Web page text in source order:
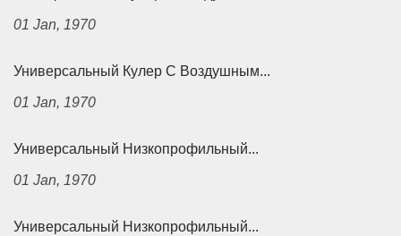
01 Jan, 1970
Универсальный Кулер С Воздушным...
01 Jan, 1970
Универсальный Низкопрофильный...
01 Jan, 1970
Универсальный Низкопрофильный...